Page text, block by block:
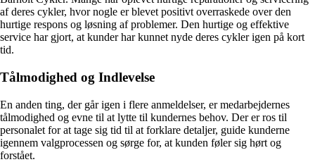
af deres cykler, hvor nogle er blevet positivt overraskede over den
hurtige respons og løsning af problemer. Den hurtige og effektive
service har gjort, at kunder har kunnet nyde deres cykler igen på kort
tid.
Tålmodighed og Indlevelse
En anden ting, der går igen i flere anmeldelser, er medarbejdernes
tålmodighed og evne til at lytte til kundernes behov. Der er ros til
personalet for at tage sig tid til at forklare detaljer, guide kunderne
igennem valgprocessen og sørge for, at kunden føler sig hørt og
forstået.